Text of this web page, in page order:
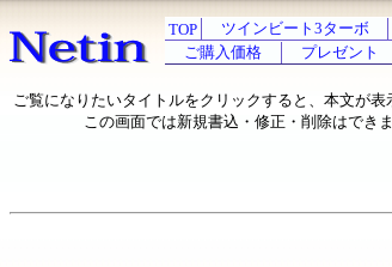
TOP ツインビート3ターボ
ご購入価格
プレゼント
ご覧になりたいタイトルをクリックすると、本文が
この画面では新規書込・修正・削除はできま